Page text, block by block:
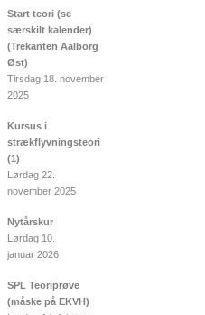
Start teori (se
særskilt kalender)
(Trekanten Aalborg
Øst)
Tirsdag 18. november
2025
Kursus i
strækflyvningsteori
(1)
Lørdag 22.
november 2025
Nytårskur
Lørdag 10.
januar 2026
SPL Teoriprøve
(måske på EKVH)